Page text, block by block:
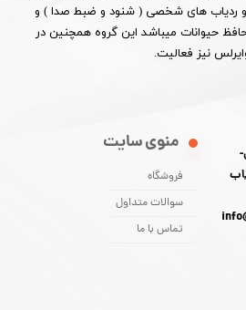
و ردیاب های شخصی ( شنود و ضبط صدا ) و
حیوانات میباشد این گروه همچنین در
نیز فعالیت.​​​​​​​
منوی سایت
فروشگاه
سوالات متداول
تماس با ما